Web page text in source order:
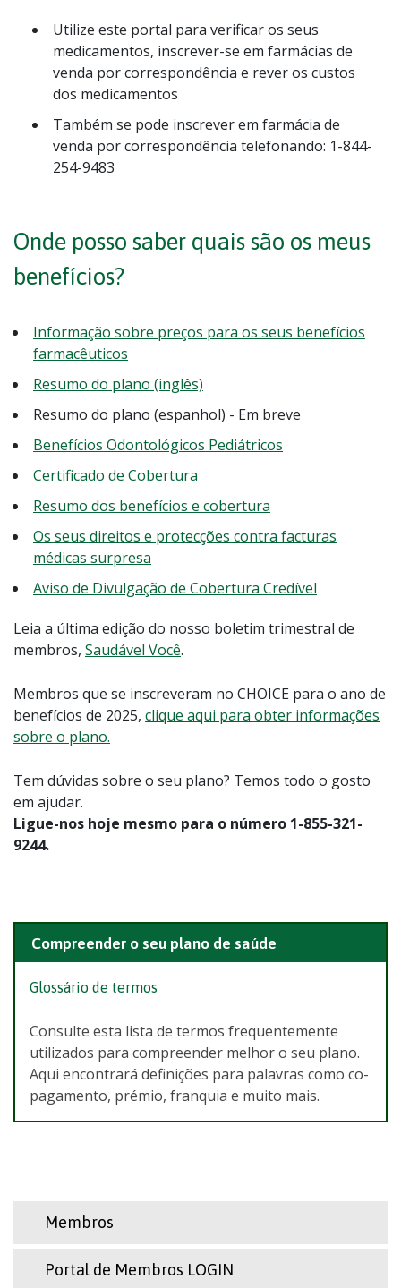
Utilize este portal para verificar os seus
medicamentos, inscrever-se em farmácias de
venda por correspondência e rever os custos
dos medicamentos
Também se pode inscrever em farmácia de
venda por correspondência telefonando: 1-844-
254-9483
Onde posso saber quais são os meus
benefícios?
Informação sobre preços para os seus benefícios
farmacêuticos
Resumo do plano (inglês)
Resumo do plano (espanhol) - Em breve
Benefícios Odontológicos Pediátricos
Certificado de Cobertura
Resumo dos benefícios e cobertura
Os seus direitos e protecções contra facturas
médicas surpresa
Aviso de Divulgação de Cobertura Credível
Leia a última edição do nosso boletim trimestral de
membros, Saudável Você.
Membros que se inscreveram no CHOICE para o ano de
benefícios de 2025, clique aqui para obter informações
sobre o plano.
Tem dúvidas sobre o seu plano? Temos todo o gosto
em ajudar.
Ligue-nos hoje mesmo para o número 1-855-321-
9244.
Compreender o seu plano de saúde
Glossário de termos
Consulte esta lista de termos frequentemente
utilizados para compreender melhor o seu plano.
Aqui encontrará definições para palavras como co-
pagamento, prémio, franquia e muito mais.
Membros
Portal de Membros LOGIN